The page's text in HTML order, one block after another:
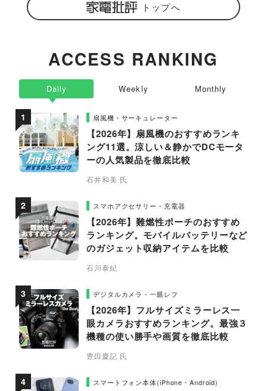
トップへ
ACCESS RANKING
Daily
扇風機・サーキュレーター
【2026年】扇風機のおすすめランキ
ング11選。涼しい＆静かでDCモータ
ーの人気製品を徹底比較
石井和美 氏
スマホアクセサリー・充電器
【2026年】難燃性ポーチのおすすめ
ランキング。モバイルバッテリーなど
のガジェット収納アイテムを比較
石川泰紀
デジタルカメラ・一眼レフ
【2026年】フルサイズミラーレス一
眼カメラおすすめランキング。最強３
機種の使い勝手や画質を徹底比較
豊田慶記 氏
スマートフォン本体(iPhone・Android)
Weekly Monthly